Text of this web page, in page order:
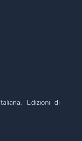
Edizioni di